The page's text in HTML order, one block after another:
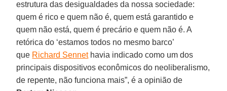
estrutura das desigualdades da nossa sociedade:
quem é rico e quem não é, quem está garantido e
quem não está, quem é precário e quem não é. A
retórica do ‘estamos todos no mesmo barco’
que Richard Sennethavia indicado como um dos
principais dispositivos econômicos do neoliberalismo,
de repente, não funciona mais”, é a opinião de